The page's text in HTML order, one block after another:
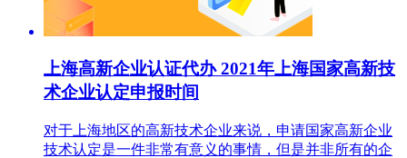
上海高新企业认证代办 2021年上海国家高新技
术企业认定申报时间
对于上海地区的高新技术企业来说，申请国家高新企业
技术认定是一件非常有意义的事情，但是并非所有的企